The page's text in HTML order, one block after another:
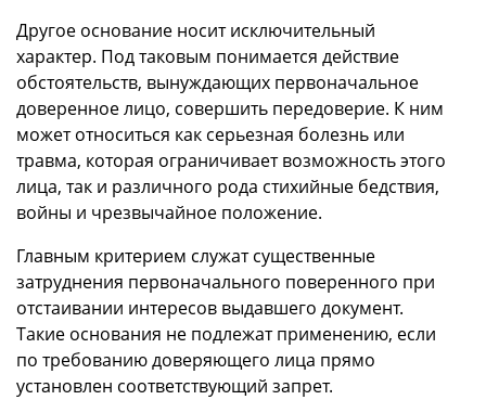
Другое основание носит исключительный
характер. Под таковым понимается действие
обстоятельств, вынуждающих первоначальное
доверенное лицо, совершить передоверие. К ним
может относиться как серьезная болезнь или
травма, которая ограничивает возможность этого
лица, так и различного рода стихийные бедствия,
войны и чрезвычайное положение.
Главным критерием служат существенные
затруднения первоначального поверенного при
отстаивании интересов выдавшего документ.
Такие основания не подлежат применению, если
по требованию доверяющего лица прямо
установлен соответствующий запрет.